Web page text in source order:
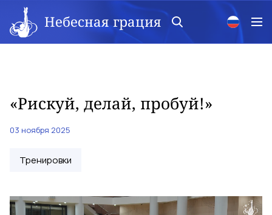
Небесная грация
«Рискуй, делай, пробуй!»
03 ноября 2025
Тренировки